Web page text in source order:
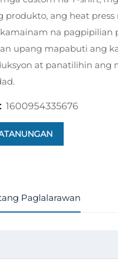
produkto, ang heat
na pagpipilian
upang mapabuti ang
at panatilihin ang
1600954335676
Paglalarawan